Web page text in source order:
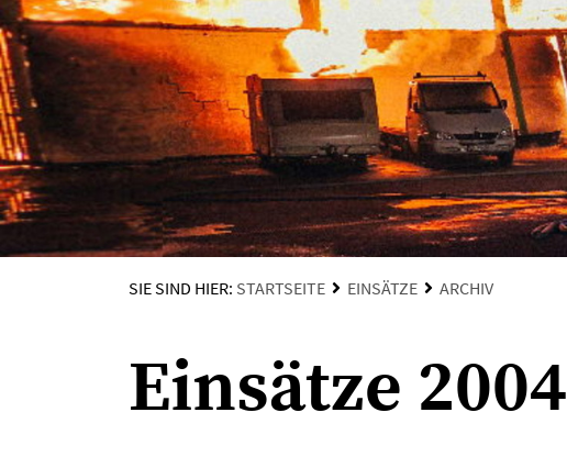
SIE SIND HIER: STARTSEITE EINSÄTZE ARCHIV
Einsätze 2004